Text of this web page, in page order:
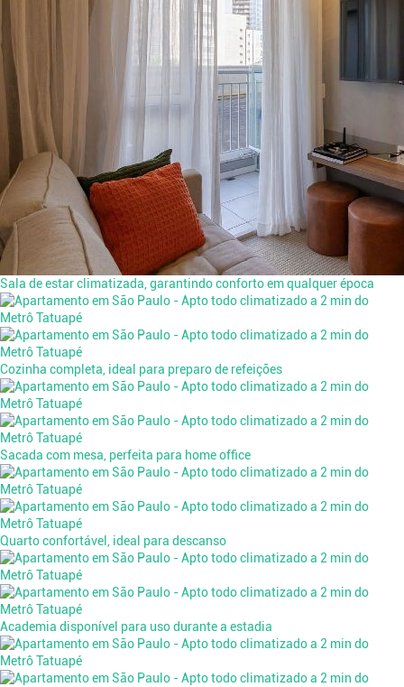
Sala de estar climatizada, garantindo conforto em qualquer época
Cozinha completa, ideal para preparo de refeições
Sacada com mesa, perfeita para home office
Quarto confortável, ideal para descanso
Academia disponível para uso durante a estadia